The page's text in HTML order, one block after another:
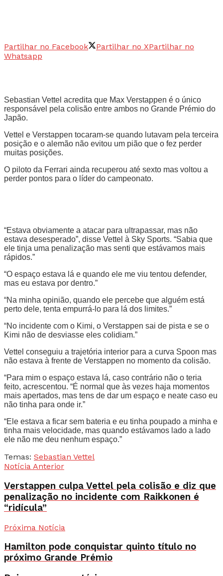
Partilhar no Facebook Partilhar no XPartilhar no
Whatsapp
Sebastian Vettel acredita que Max Verstappen é o único
responsável pela colisão entre ambos no Grande Prémio do
Japão.
Vettel e Verstappen tocaram-se quando lutavam pela terceira
posição e o alemão não evitou um pião que o fez perder
muitas posições.
O piloto da Ferrari ainda recuperou até sexto mas voltou a
perder pontos para o líder do campeonato.
“Estava obviamente a atacar para ultrapassar, mas não
estava desesperado”, disse Vettel à Sky Sports. “Sabia que
ele tinja uma penalização mas senti que estávamos mais
rápidos.”
“O espaço estava lá e quando ele me viu tentou defender,
mas eu estava por dentro.”
“Na minha opinião, quando ele percebe que alguém está
perto dele, tenta empurrá-lo para lá dos limites.”
“No incidente com o Kimi, o Verstappen sai de pista e se o
Kimi não de desviasse eles colidiam.”
Vettel conseguiu a trajetória interior para a curva Spoon mas
não estava à frente de Verstappen no momento da colisão.
“Para mim o espaço estava lá, caso contrário não o teria
feito, acrescentou. “É normal que às vezes haja momentos
mais apertados, mas tens de dar um espaço e neate caso eu
não tinha para onde ir.”
“Ele estava a ficar sem bateria e eu tinha poupado a minha e
tinha mais velocidade, mas quando estávamos lado a lado
ele não me deu nenhum espaço.”
Temas: Sebastian Vettel
Notícia Anterior
Verstappen culpa Vettel pela colisão e diz que
penalização no incidente com Raikkonen é
“ridícula”
Próxima Notícia
Hamilton pode conquistar quinto título no
próximo Grande Prémio